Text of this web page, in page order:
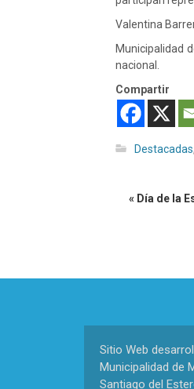
Valentina
Municipalidad
nacional.
Compartir
Destacadas,
« Día de la
Sitio Web
Municipalidad de
Santiago del